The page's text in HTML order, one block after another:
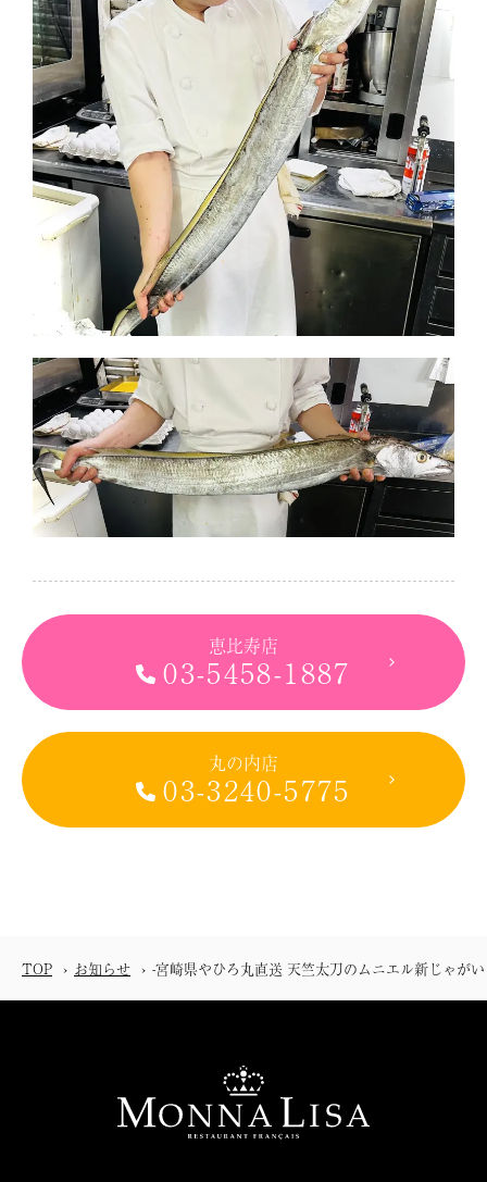
恵比寿店
03-5458-1887
丸の内店
03-3240-5775
TOP お知らせ -宮崎県やひろ丸直送 天竺太刀のムニエル新じゃが